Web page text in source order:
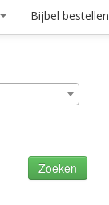
Bijbel bestellen